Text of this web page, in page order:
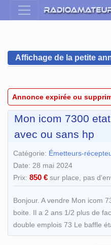
Affichage de la petite
Annonce expirée ou
Mon icom 7300
avec ou sans hp
Catégorie: Émetteurs-
Date: 28 mai 2024
Prix: 850 € sur place, pas
Bonjour. A vendre Mon icom
boite. Il a 2 ans 1/2 plus de
double emplois 73 Le baffle